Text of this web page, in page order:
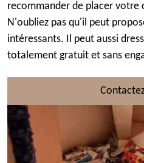
recommander de placer votre
N'oubliez pas qu'il peut
intéressants. Il peut aussi
totalement gratuit et sans